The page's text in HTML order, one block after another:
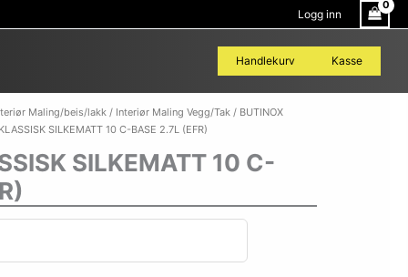
Logg inn
Handlekurv
Kasse
Maling/beis/lakk/ Interiør Maling Vegg/Tak/ BUTINOX
SILKEMATT 10 C-BASE 2.7L (EFR)
SILKEMATT 10 C-
BUTINOX
KLASSISK
10
2.7L